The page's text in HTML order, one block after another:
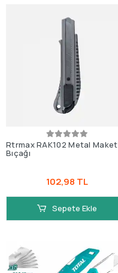
Rtrmax RAK102 Metal Maket
Bıçağı
102,98 TL
Sepete Ekle